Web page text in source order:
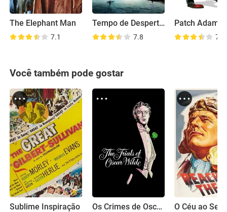
The Elephant Man
7.1
Tempo de Despertar
7.8 7.1
Você também pode gostar
Sublime Inspiração Os Crimes de Oscar Wilde